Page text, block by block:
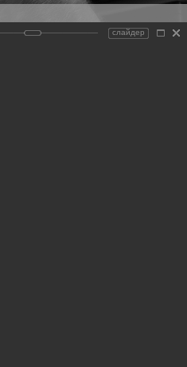
слайдер